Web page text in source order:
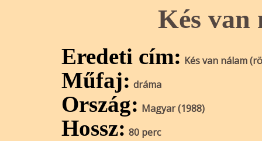
Kés van
Eredeti cím: Kés van nálam
Műfaj: dráma
Ország: Magyar (1988)
Hossz: 80 perc